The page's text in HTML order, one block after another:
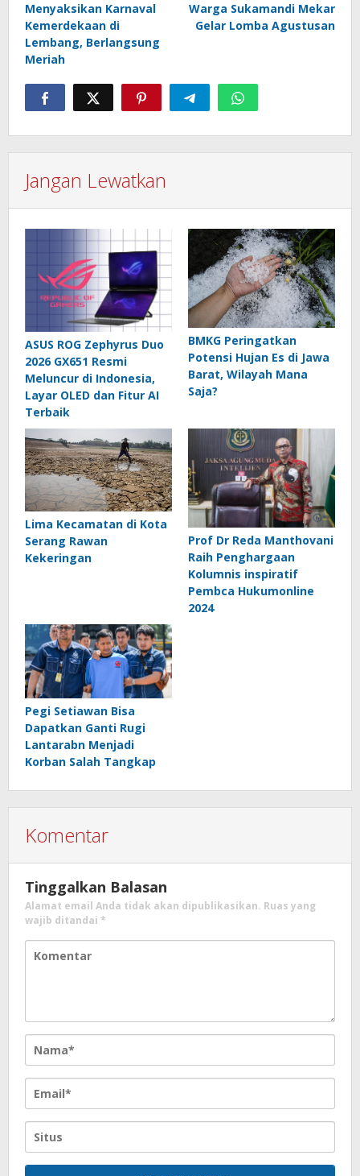
Menyaksikan Karnaval
Kemerdekaan di
Lembang, Berlangsung
Meriah
Warga Sukamandi Mekar
Gelar Lomba Agustusan
Jangan Lewatkan
ASUS ROG Zephyrus Duo
2026 GX651 Resmi
Meluncur di Indonesia,
Layar OLED dan Fitur AI
Terbaik
BMKG Peringatkan
Potensi Hujan Es di Jawa
Barat, Wilayah Mana
Saja?
Lima Kecamatan di Kota
Serang Rawan
Kekeringan
Prof Dr Reda Manthovani
Raih Penghargaan
Kolumnis inspiratif
Pembca Hukumonline
2024
Pegi Setiawan Bisa
Dapatkan Ganti Rugi
Lantarabn Menjadi
Korban Salah Tangkap
Komentar
Tinggalkan Balasan
Alamat email Anda tidak akan dipublikasikan. Ruas yang
wajib ditandai *